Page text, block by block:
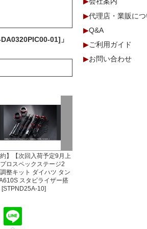
01]」
約】【次回入荷予定9月上
ロスペックステージ2
整キット ダイハツ タン
スタビライザー搭
[STPND25A-10]
▶代理店・業販に
▶Q&A
▶ご利用ガイド
▶お問い合わせ